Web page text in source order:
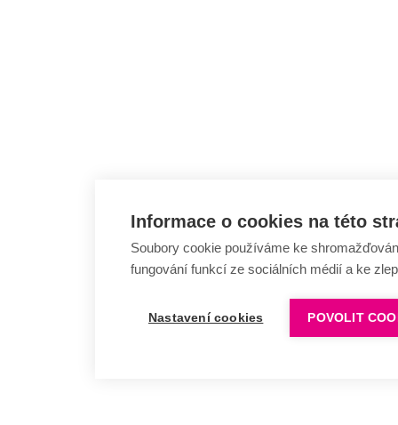
Informace o cookies na této
Soubory cookie používáme ke
fungování funkcí ze sociálních médií a ke
Nastavení cookies POVOLIT